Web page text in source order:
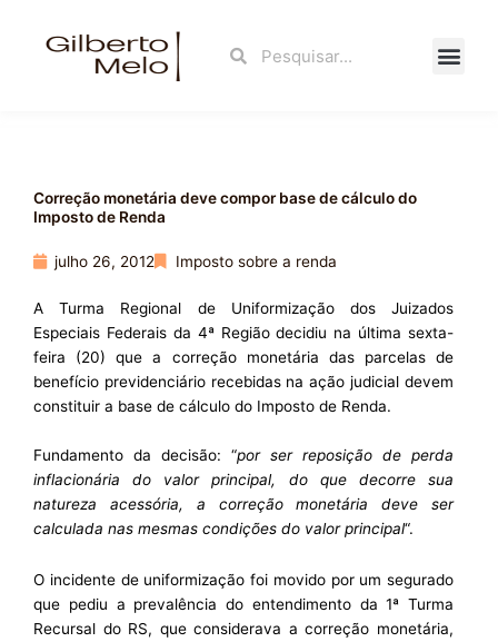
Search
Correção monetária deve compor base de cálculo do
Imposto de Renda
julho 26, 2012 Imposto sobre a renda
A Turma Regional de Uniformização dos Juizados
Especiais Federais da 4ª Região decidiu na última sexta-
feira (20) que a correção monetária das parcelas de
benefício previdenciário recebidas na ação judicial devem
constituir a base de cálculo do Imposto de Renda.
Fundamento da decisão: “por ser reposição de perda
inflacionária do valor principal, do que decorre sua
natureza acessória, a correção monetária deve ser
calculada nas mesmas condições do valor principal“.
O incidente de uniformização foi movido por um segurado
que pediu a prevalência do entendimento da 1ª Turma
Recursal do RS, que considerava a correção monetária,